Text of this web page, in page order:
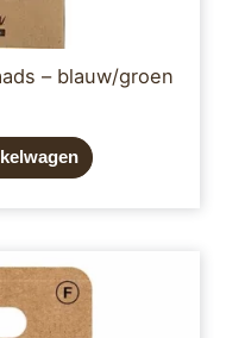
– blauw/groen